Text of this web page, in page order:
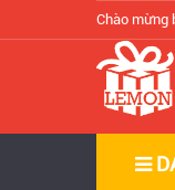
Chào mừng